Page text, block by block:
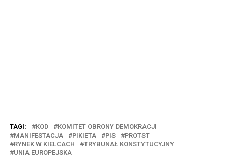
TAGI: KOD
KOMITET OBRONY DEMOKRACJI
MANIFESTACJA
PIKIETA PIS
PROTST
RYNEK W KIELCACH
TRYBUNAŁ KONSTYTUCYJNY
UNIA EUROPEJSKA